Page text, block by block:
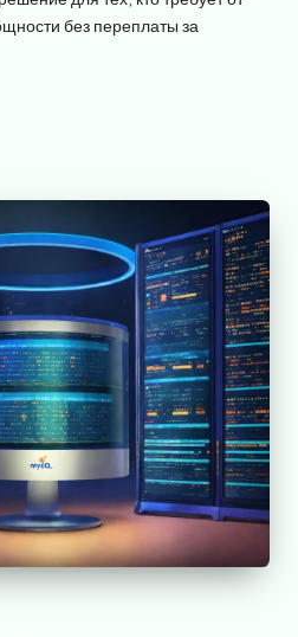
без переплаты за